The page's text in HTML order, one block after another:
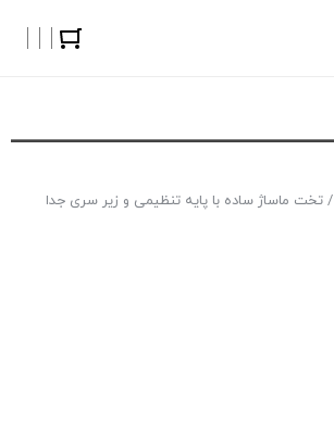
/ تخت ماساژ ساده با پایه تنظیمی و زیر سری جدا